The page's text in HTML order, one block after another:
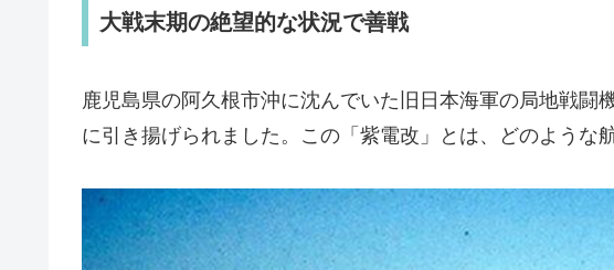
大戦末期の絶望的な状況で善戦
鹿児島県の阿久根市沖に沈んでいた旧日本海軍の局地戦闘
に引き揚げられました。この「紫電改」とは、どのような